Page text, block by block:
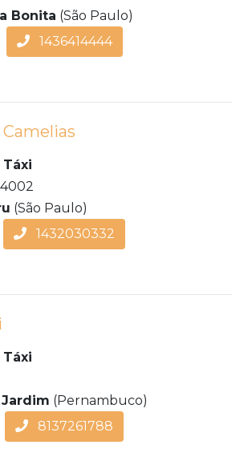
Bonita (São Paulo)
1436414444
Táxi
(São Paulo)
1432030332
Táxi
Jardim (Pernambuco)
8137261788